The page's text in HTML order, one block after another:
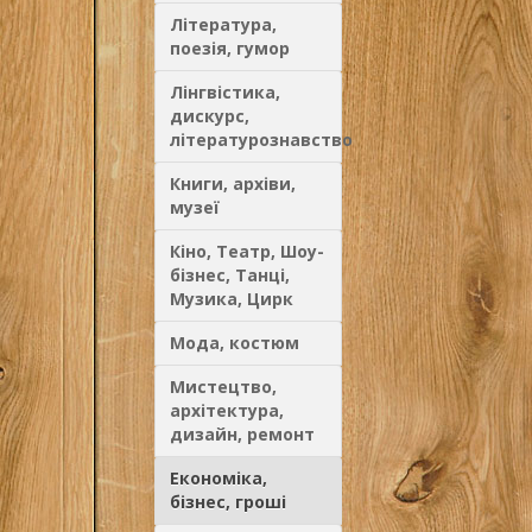
Література,
поезія, гумор
Лінгвістика,
дискурс,
літературознавство
Книги, архіви,
музеї
Кіно, Театр, Шоу-
бізнес, Танці,
Музика, Цирк
Мода, костюм
Мистецтво,
архітектура,
дизайн, ремонт
Економіка,
бізнес, гроші
ЗАЩИТЫ..